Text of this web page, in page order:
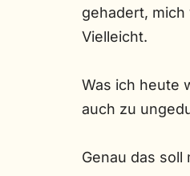
gehadert,
Vielleicht.
Was ich heute
auch zu
Genau das